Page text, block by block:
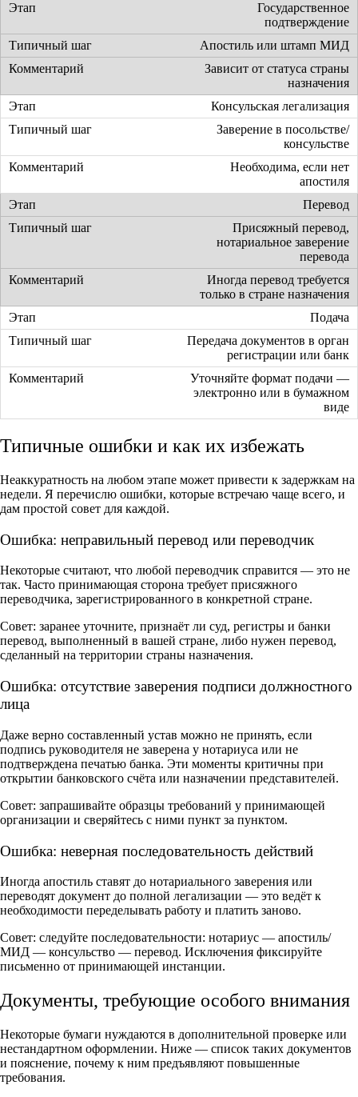
Государственное
подтверждение
Апостиль или штамп МИД
Зависит от статуса страны
назначения
Консульская легализация
Заверение в посольстве/
консульстве
Необходима, если нет
апостиля
Перевод
Присяжный перевод,
нотариальное заверение
перевода
Иногда перевод требуется
только в стране назначения
Подача
Передача документов в орган
регистрации или банк
Уточняйте формат подачи —
электронно или в бумажном
виде
Типичные ошибки и как их избежать
Неаккуратность на любом этапе может привести к задержкам на
недели. Я перечислю ошибки, которые встречаю чаще всего, и
дам простой совет для каждой.
Ошибка: неправильный перевод или переводчик
Некоторые считают, что любой переводчик справится — это не
так. Часто принимающая сторона требует присяжного
переводчика, зарегистрированного в конкретной стране.
Совет: заранее уточните, признаёт ли суд, регистры и банки
перевод, выполненный в вашей стране, либо нужен перевод,
сделанный на территории страны назначения.
Ошибка: отсутствие заверения подписи должностного
лица
Даже верно составленный устав можно не принять, если
подпись руководителя не заверена у нотариуса или не
подтверждена печатью банка. Эти моменты критичны при
открытии банковского счёта или назначении представителей.
Совет: запрашивайте образцы требований у принимающей
организации и сверяйтесь с ними пункт за пунктом.
Ошибка: неверная последовательность действий
Иногда апостиль ставят до нотариального заверения или
переводят документ до полной легализации — это ведёт к
необходимости переделывать работу и платить заново.
Совет: следуйте последовательности: нотариус — апостиль/
МИД — консульство — перевод. Исключения фиксируйте
письменно от принимающей инстанции.
Документы, требующие особого внимания
Некоторые бумаги нуждаются в дополнительной проверке или
нестандартном оформлении. Ниже — список таких документов
и пояснение, почему к ним предъявляют повышенные
требования.